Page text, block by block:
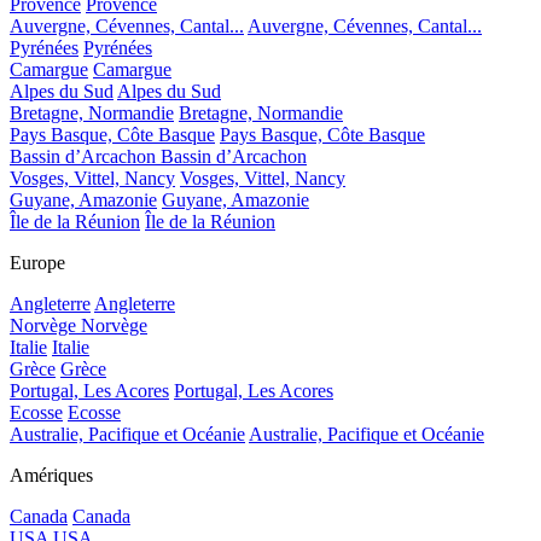
Provence Provence
Auvergne, Cévennes, Cantal... Auvergne, Cévennes, Cantal...
Pyrénées Pyrénées
Camargue Camargue
Alpes du Sud Alpes du Sud
Bretagne, Normandie Bretagne, Normandie
Pays Basque, Côte Basque Pays Basque, Côte Basque
Bassin d’Arcachon Bassin d’Arcachon
Vosges, Vittel, Nancy Vosges, Vittel, Nancy
Guyane, Amazonie Guyane, Amazonie
Île de la Réunion Île de la Réunion
Europe
Angleterre Angleterre
Norvège Norvège
Italie Italie
Grèce Grèce
Portugal, Les Acores Portugal, Les Acores
Ecosse Ecosse
Australie, Pacifique et Océanie Australie, Pacifique et Océanie
Amériques
Canada Canada